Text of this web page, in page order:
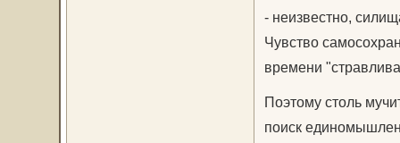
- неизвестно,
Чувство
времени
Поэтому столь
поиск